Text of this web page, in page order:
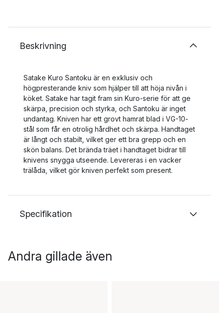
Beskrivning
Satake Kuro Santoku är en exklusiv och
högpresterande kniv som hjälper till att höja nivån i
köket. Satake har tagit fram sin Kuro-serie för att ge
skärpa, precision och styrka, och Santoku är inget
undantag. Kniven har ett grovt hamrat blad i VG-10-
stål som får en otrolig hårdhet och skärpa. Handtaget
är långt och stabilt, vilket ger ett bra grepp och en
skön balans. Det brända träet i handtaget bidrar till
knivens snygga utseende. Levereras i en vacker
trälåda, vilket gör kniven perfekt som present.
Specifikation
Andra gillade även